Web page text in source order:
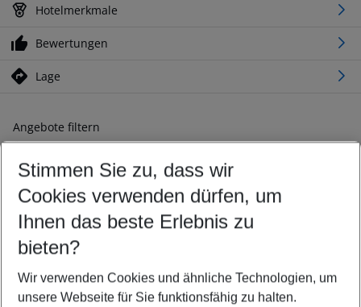
Hotelmerkmale
Bewertungen
Lage
Angebote filtern
Ändern Sie Ihre Kriterien nach Ihren Wünschen
Abflughafen wählen
Beliebiger Abflughafen
Reisezeitraum wählen
08.08.26– 06.08.27 5-8 Nächte
2 Erwachsene Keine Kinder
Stimmen Sie zu, dass wir
Cookies verwenden dürfen, um
Ihnen das beste Erlebnis zu
bieten?
Wir verwenden Cookies und ähnliche Technologien, um
unsere Webseite für Sie funktionsfähig zu halten.